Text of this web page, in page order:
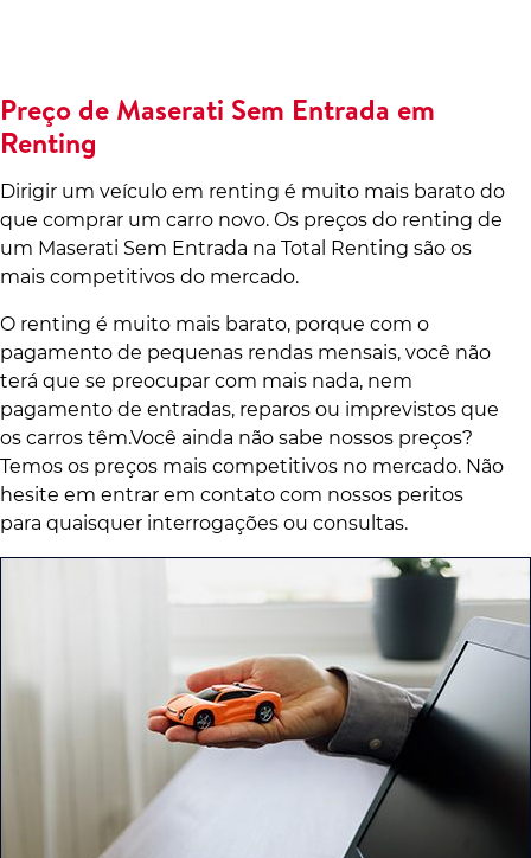
Preço de Maserati Sem Entrada em
Renting
Dirigir um veículo em renting é muito mais barato do
que comprar um carro novo. Os preços do renting de
um Maserati Sem Entrada na Total Renting são os
mais competitivos do mercado.
O renting é muito mais barato, porque com o
pagamento de pequenas rendas mensais, você não
terá que se preocupar com mais nada, nem
pagamento de entradas, reparos ou imprevistos que
os carros têm.Você ainda não sabe nossos preços?
Temos os preços mais competitivos no mercado. Não
hesite em entrar em contato com nossos peritos
para quaisquer interrogações ou consultas.